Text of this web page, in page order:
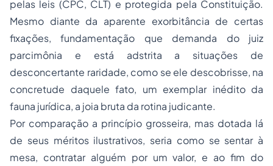
pelas leis (CPC, CLT) e protegida pela Constituição.
Mesmo diante da aparente exorbitância de certas
fixações, fundamentação que demanda do juiz
parcimônia e está adstrita a situações de
desconcertante raridade, como se ele descobrisse, na
concretude daquele fato, um exemplar inédito da
fauna jurídica, a joia bruta da rotina judicante.
Por comparação a princípio grosseira, mas dotada lá
de seus méritos ilustrativos, seria como se sentar à
mesa, contratar alguém por um valor, e ao fim do